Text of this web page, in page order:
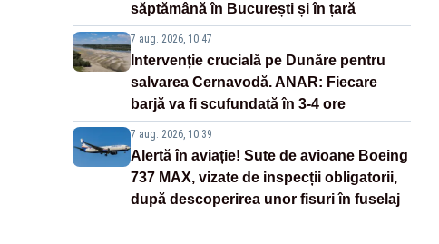
săptămână în București și în țară
7 aug. 2026, 10:47
Intervenție crucială pe Dunăre pentru
salvarea Cernavodă. ANAR: Fiecare
barjă va fi scufundată în 3-4 ore
7 aug. 2026, 10:39
Alertă în aviație! Sute de avioane Boeing
737 MAX, vizate de inspecții obligatorii,
după descoperirea unor fisuri în fuselaj